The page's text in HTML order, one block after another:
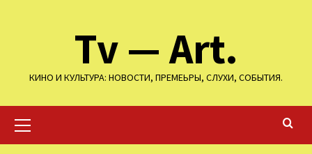
Tv — Art.
КИНО И КУЛЬТУРА: НОВОСТИ, ПРЕМЕЬРЫ, СЛУХИ, СОБЫТИЯ.
меню